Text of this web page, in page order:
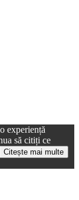
experiență
să citiți ce
Citește mai multe